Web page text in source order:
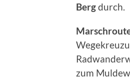
Bergdurch.
zum